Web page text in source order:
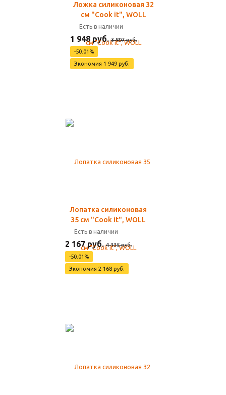
Ложка силиконовая 32
см "Cook it", WOLL
Есть в наличии
1 948 руб. 3 897 руб.
-50.01%
Экономия 1 949 руб.
Лопатка силиконовая
35 см "Cook it", WOLL
Есть в наличии
2 167 руб. 4 335 руб.
-50.01%
Экономия 2 168 руб.